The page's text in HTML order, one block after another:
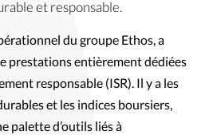
et responsable.
du groupe Ethos, a
prestations entièrement dédiées
responsable (ISR). Il y a les
et les indices boursiers,
palette d’outils liés à